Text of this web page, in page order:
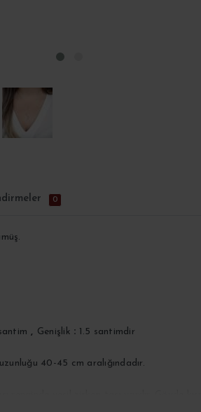
0
, Genişlik : 1.5 santimdir
40-45 cm aralığındadır.
renginde yeşil zirkon taşı vardır. Gövde